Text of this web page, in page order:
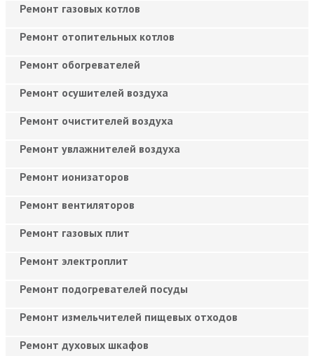
Ремонт газовых котлов
Ремонт отопительных котлов
Ремонт обогревателей
Ремонт осушителей воздуха
Ремонт очистителей воздуха
Ремонт увлажнителей воздуха
Ремонт ионизаторов
Ремонт вентиляторов
Ремонт газовых плит
Ремонт электроплит
Ремонт подогревателей посуды
Ремонт измельчителей пищевых отходов
Ремонт духовых шкафов